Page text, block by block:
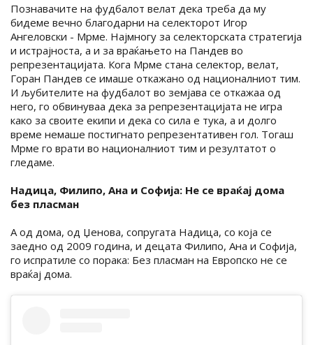
Познавачите на фудбалот велат дека треба да му
бидеме вечно благодарни на селекторот Игор
Ангеловски - Мрме. Најмногу за селекторската стратегија
и истрајноста, а и за враќањето на Пандев во
репрезентацијата. Кога Мрме стана селектор, велат,
Горан Пандев се имаше откажано од националниот тим.
И љубителите на фудбалот во земјава се откажаа од
него, го обвинуваа дека за репрезентацијата не игра
како за своите екипи и дека со сила е тука, а и долго
време немаше постигнато репрезентативен гол. Тогаш
Мрме го врати во националниот тим и резултатот о
гледаме.
Надица, Филипо, Ана и Софија: Не се враќај дома
без пласман
А од дома, од Џенова, сопругата Надица, со која се
заедно од 2009 година, и децата Филипо, Ана и Софија,
го испратиле со порака: Без пласман на Европско не се
враќај дома.